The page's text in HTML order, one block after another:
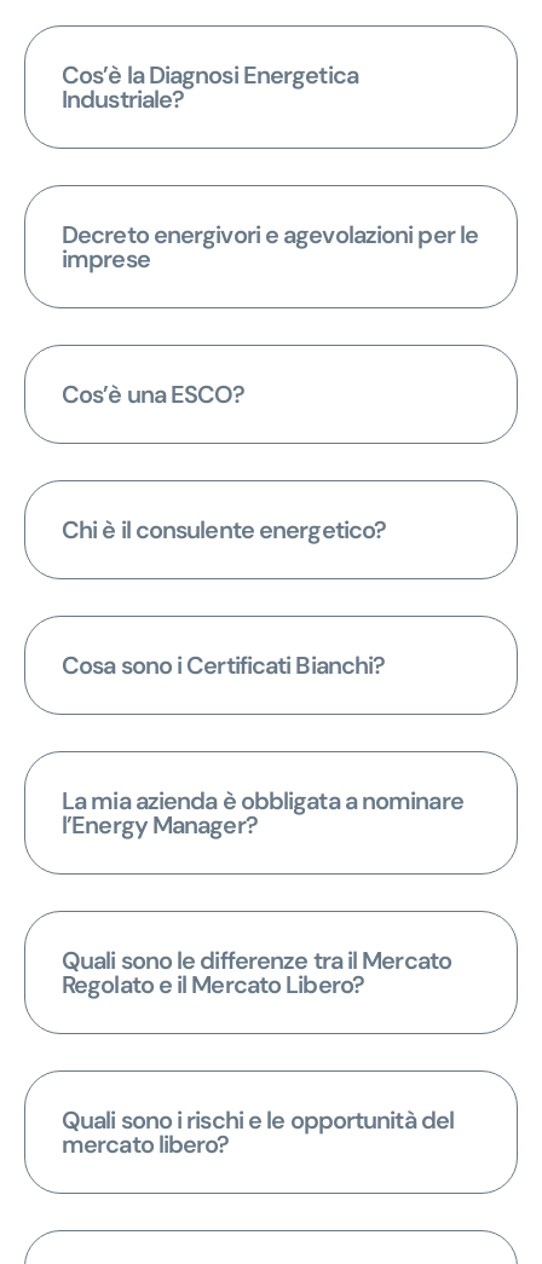
Cos’è la Diagnosi Energetica
Industriale?
Decreto energivori e agevolazioni per le
imprese
Cos’è una ESCO?
Chi è il consulente energetico?
Cosa sono i Certificati Bianchi?
La mia azienda è obbligata a nominare
l’Energy Manager?
Quali sono le differenze tra il Mercato
Regolato e il Mercato Libero?
Quali sono i rischi e le opportunità del
mercato libero?